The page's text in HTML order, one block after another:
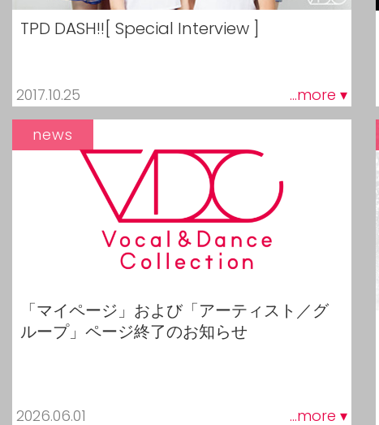
TPD DASH!![ Special Interview ]
2017.10.25 ...more ▾
「マイページ」および「アーティスト／グ
ループ」ページ終了のお知らせ
2026.06.01 ...more ▾
news